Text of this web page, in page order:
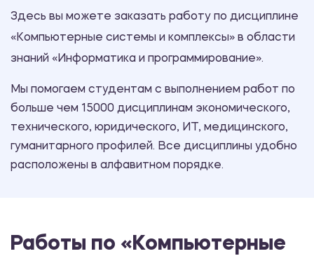
Здесь вы можете заказать работу по дисциплине
«Компьютерные системы и комплексы» в области
знаний «Информатика и программирование».
Мы помогаем студентам с выполнением работ по
больше чем 15000 дисциплинам экономического,
технического, юридического, ИТ, медицинского,
гуманитарного профилей. Все дисциплины удобно
расположены в алфавитном порядке.
Работы по «Компьютерные